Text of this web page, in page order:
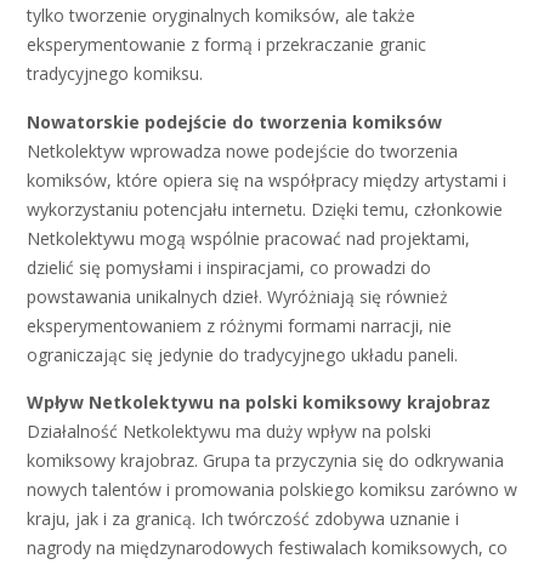
tylko tworzenie oryginalnych komiksów, ale także
eksperymentowanie z formą i przekraczanie granic
tradycyjnego komiksu.
Nowatorskie podejście do tworzenia komiksów
Netkolektyw wprowadza nowe podejście do tworzenia
komiksów, które opiera się na współpracy między artystami i
wykorzystaniu potencjału internetu. Dzięki temu, członkowie
Netkolektywu mogą wspólnie pracować nad projektami,
dzielić się pomysłami i inspiracjami, co prowadzi do
powstawania unikalnych dzieł. Wyróżniają się również
eksperymentowaniem z różnymi formami narracji, nie
ograniczając się jedynie do tradycyjnego układu paneli.
Wpływ Netkolektywu na polski komiksowy krajobraz
Działalność Netkolektywu ma duży wpływ na polski
komiksowy krajobraz. Grupa ta przyczynia się do odkrywania
nowych talentów i promowania polskiego komiksu zarówno w
kraju, jak i za granicą. Ich twórczość zdobywa uznanie i
nagrody na międzynarodowych festiwalach komiksowych, co